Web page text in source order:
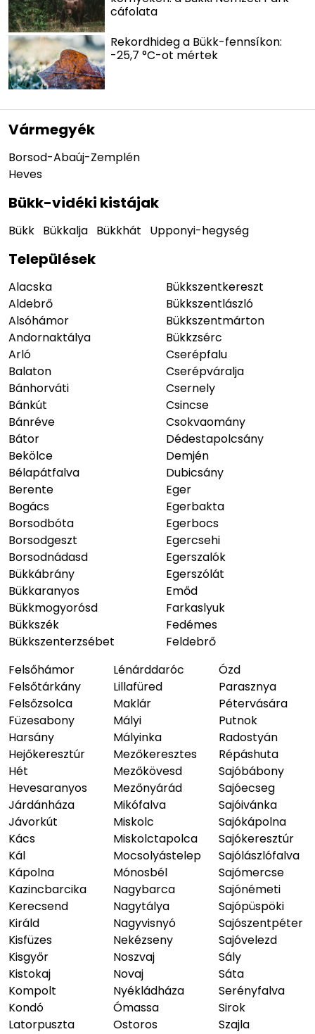
cáfolata
Rekordhideg a Bükk-fennsíkon:
-25,7 °C-ot mértek
Vármegyék
Borsod-Abaúj-Zemplén
Heves
Bükk-vidéki kistájak
Bükk Bükkalja Bükkhát Upponyi-hegység
Települések
Alacska
Aldebrő
Alsóhámor
Andornaktálya
Arló
Balaton
Bánhorváti
Bánkút
Bánréve
Bátor
Bekölce
Bélapátfalva
Berente
Bogács
Borsodbóta
Borsodgeszt
Borsodnádasd
Bükkábrány
Bükkaranyos
Bükkmogyorósd
Bükkszék
Bükkszenterzsébet
Bükkszentkereszt
Bükkszentlászló
Bükkszentmárton
Bükkzsérc
Cserépfalu
Cserépváralja
Csernely
Csincse
Csokvaomány
Dédestapolcsány
Demjén
Dubicsány
Eger
Egerbakta
Egerbocs
Egercsehi
Egerszalók
Egerszólát
Emőd
Farkaslyuk
Fedémes
Feldebrő
Felsőhámor
Felsőtárkány
Felsőzsolca
Füzesabony
Harsány
Hejőkeresztúr
Hét
Hevesaranyos
Járdánháza
Jávorkút
Kács
Kál
Kápolna
Kazincbarcika
Kerecsend
Királd
Kisfüzes
Kisgyőr
Kistokaj
Kompolt
Kondó
Latorpuszta
Lénárddaróc
Lillafüred
Maklár
Mályi
Mályinka
Mezőkeresztes
Mezőkövesd
Mezőnyárád
Mikófalva
Miskolc
Miskolctapolca
Mocsolyástelep
Mónosbél
Nagybarca
Nagytálya
Nagyvisnyó
Nekézseny
Noszvaj
Novaj
Nyékládháza
Ómassa
Ostoros
Ózd
Parasznya
Pétervására
Putnok
Radostyán
Répáshuta
Sajóbábony
Sajóecseg
Sajóivánka
Sajókápolna
Sajókeresztúr
Sajólászlófalva
Sajómercse
Sajónémeti
Sajópüspöki
Sajószentpéter
Sajóvelezd
Sály
Sáta
Serényfalva
Sirok
Szajla